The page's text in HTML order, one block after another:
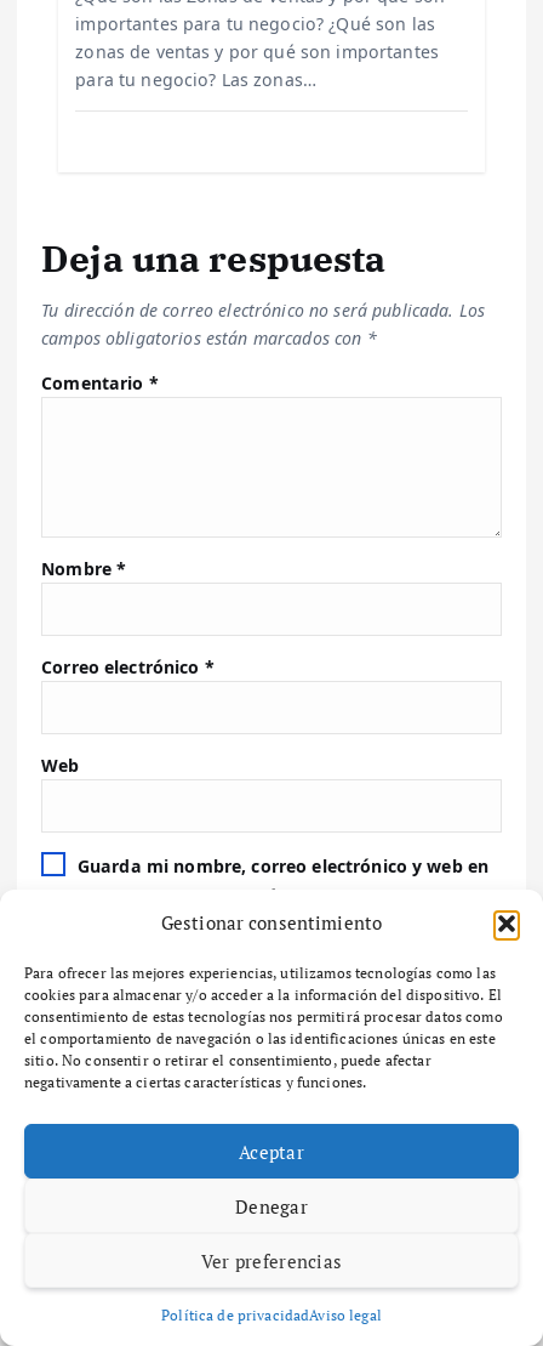
Gestionar consentimiento
Para ofrecer las mejores experiencias, utilizamos tecnologías como las
cookies para almacenar y/o acceder a la información del dispositivo. El
consentimiento de estas tecnologías nos permitirá procesar datos como
el comportamiento de navegación o las identificaciones únicas en este
sitio. No consentir o retirar el consentimiento, puede afectar
negativamente a ciertas características y funciones.
Aceptar
Denegar
Ver preferencias
Política de privacidadAviso legal
importantes para tu negocio? ¿Qué son las
zonas de ventas y por qué son importantes
para tu negocio? Las zonas…
Deja una respuesta
Tu dirección de correo electrónico no será publicada. Los
campos obligatorios están marcados con *
Comentario *
Nombre*
Correo electrónico *
Web
Guarda mi nombre, correo electrónico y web en
este navegador para la próxima vez que comente.
Buscar
Buscar
A Paisaxe que sabe difunde la cultura y patrimonio de la provincia
de A Coruña a través de su gastronomía